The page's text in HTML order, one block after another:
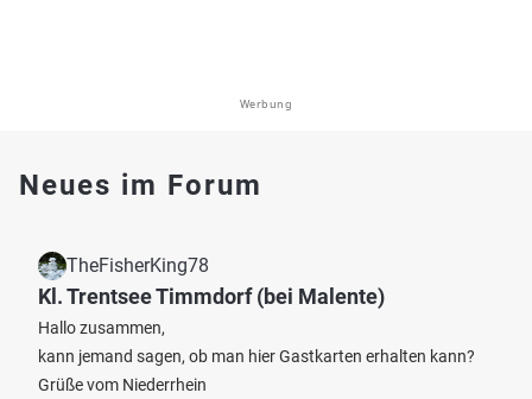
Werbung
Neues im Forum
TheFisherKing78
Kl. Trentsee Timmdorf (bei Malente)
Hallo zusammen,
kann jemand sagen, ob man hier Gastkarten erhalten kann?
Grüße vom Niederrhein